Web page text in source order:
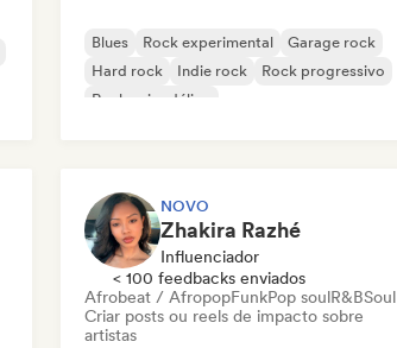
Blues Rock experimental
Garage rock
Hard rock
Indie rock
Rock progressivo
Rock psicodélico
NOVO
Zhakira Razhé
Influenciador
< 100 feedbacks enviados
Afrobeat / AfropopFunkPop soulR&BSoul
Criar posts ou reels de impacto sobre
artistas